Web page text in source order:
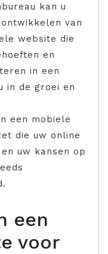
kan u
van
website die
en
in een
in de groei en
een mobiele
die uw online
uw kansen op
een
voor